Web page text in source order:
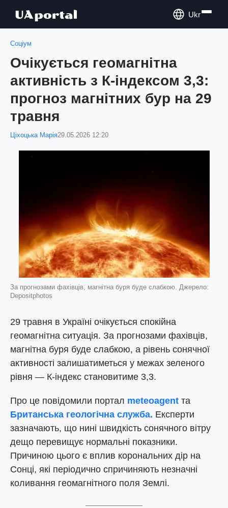
Ukr
Соціум
Очікується геомагнітна
активність з К-індексом 3,3:
прогноз магнітних бур на 29
травня
Ціхоцька Марія29.05.2026 12:20
За прогнозами фахівців, магнітна буря буде слабкою. Джерело:
Depositphotos
29 травня в Україні очікується спокійна
геомагнітна ситуація. За прогнозами фахівців,
магнітна буря буде слабкою, а рівень сонячної
активності залишатиметься у межах зеленого
рівня — К-індекс становитиме 3,3.
Про це повідомили портал meteoagent та
Британська геологічна служба. Експерти
зазначають, що нині швидкість сонячного вітру
дещо перевищує нормальні показники.
Причиною цього є вплив корональних дір на
Сонці, які періодично спричиняють незначні
коливання геомагнітного поля Землі.